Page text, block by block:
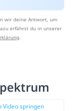
wir deine Antwort, um
erfährst du in unserer
.
Video springen